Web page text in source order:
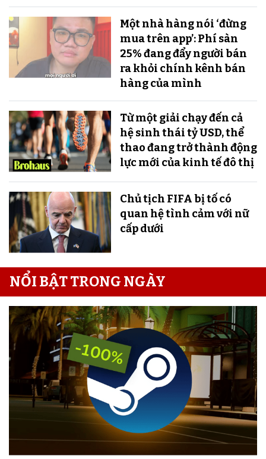
Một nhà hàng nói ‘đừng
mua trên app’: Phí sàn
25% đang đẩy người bán
ra khỏi chính kênh bán
hàng của mình
Từ một giải chạy đến cả
hệ sinh thái tỷ USD, thể
thao đang trở thành động
lực mới của kinh tế đô thị
Chủ tịch FIFA bị tố có
quan hệ tình cảm với nữ
cấp dưới
NỔI BẬT TRONG NGÀY